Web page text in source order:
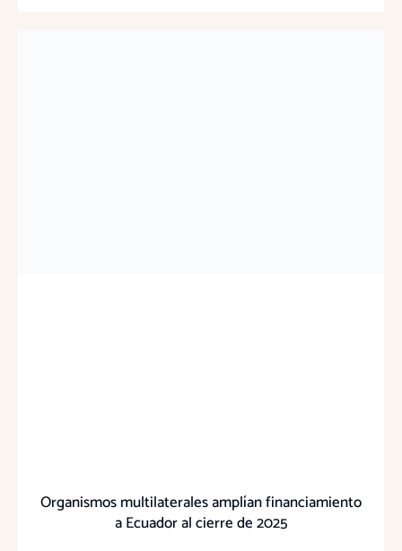
Organismos multilaterales amplían financiamiento
a Ecuador al cierre de 2025